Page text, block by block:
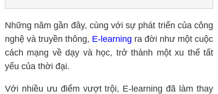
Những năm gần đây, cùng với sự phát triển của công
nghệ và truyền thông, E-learning ra đời như một cuộc
cách mạng về dạy và học, trở thành một xu thế tất
yếu của thời đại.
Với nhiều ưu điểm vượt trội, E-learning đã làm thay